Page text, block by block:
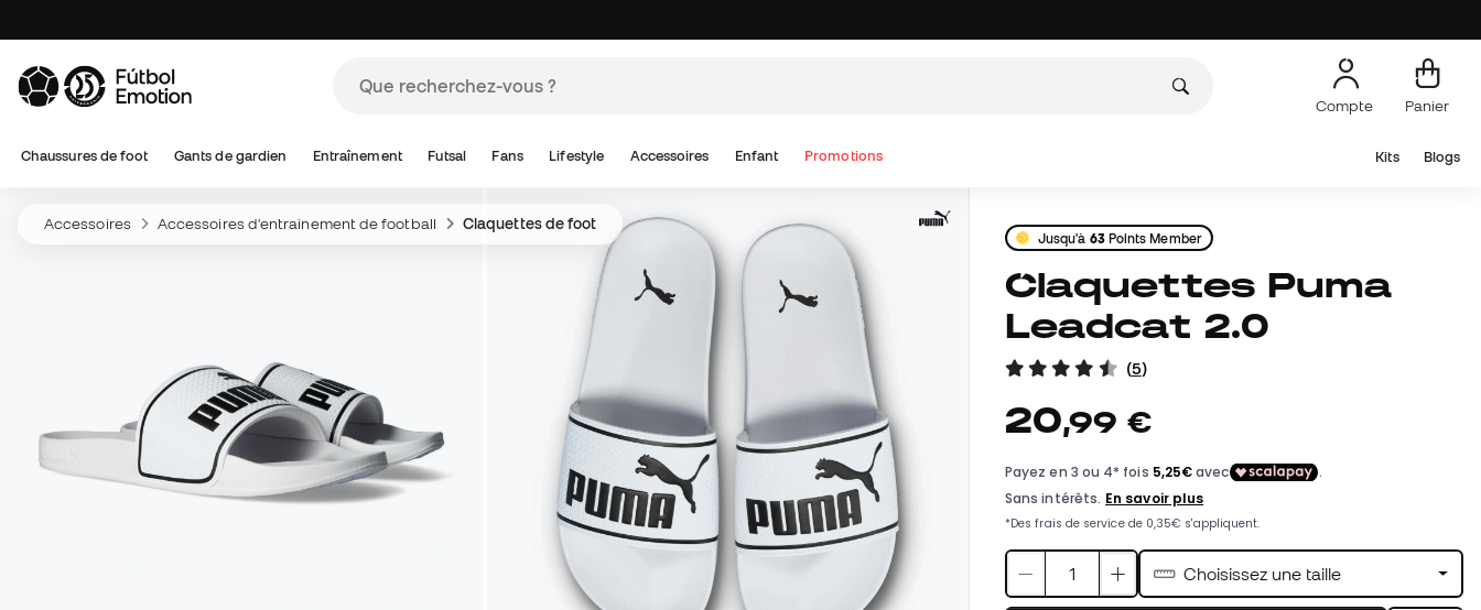
Compte Panier
Chaussures de foot Gants de gardien Entraînement Futsal Fans Lifestyle Accessoires Enfant Promotions Kits Blogs
Accessoires Accessoires d'entrainement de football Claquettes de foot
Jusqu'à 63Points Member
Claquettes Puma
Leadcat 2.0
(5)
20,99 €
Choisissez une taille